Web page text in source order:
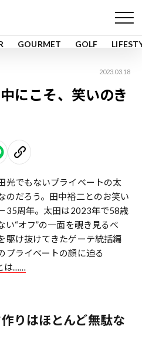
GOURMET GOLF
2023.03.18
にこそ、笑いのき
光でもないプライベートの太
のだろう。田中裕二とのお笑い
35周年。太田は2023年で58歳
い“オフ”の一面を覗き見るべ
駆け抜けてきたゲーテ統括編
プライベートの顔に迫る
は……
りはほとんど無駄な